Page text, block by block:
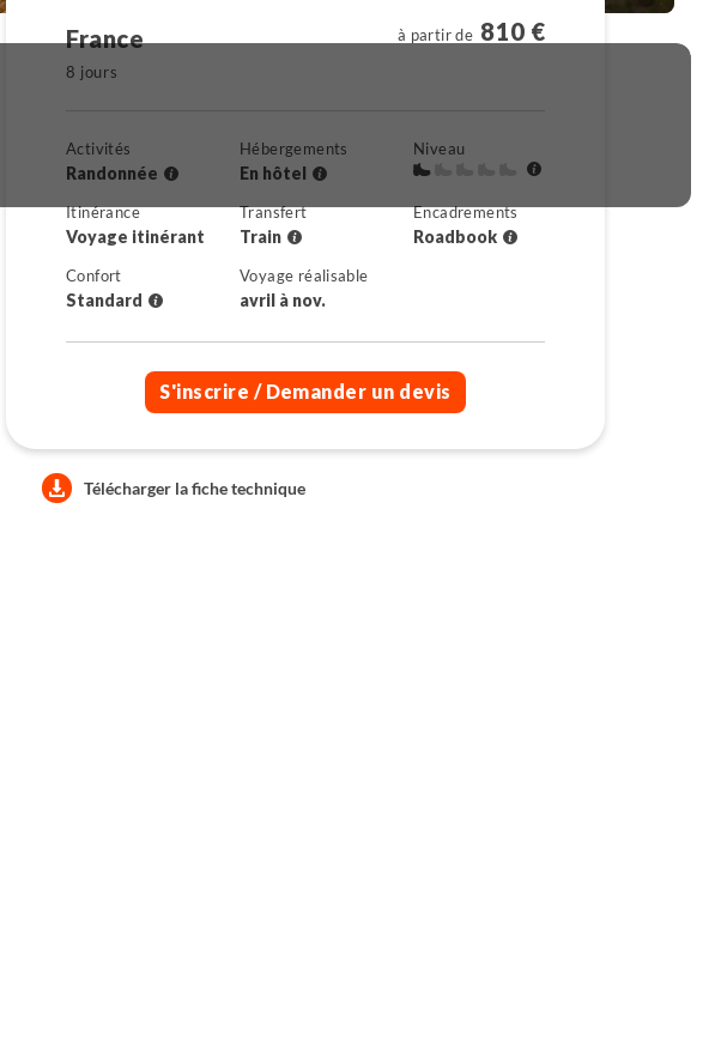
France
8 jours
à partir de 810 €
Activités
Randonnée
Hébergements
En hôtel
Niveau
Itinérance
Voyage itinérant
Transfert
Train
Encadrements
Roadbook
Confort
Standard
Voyage réalisable
avril à nov.
S'inscrire / Demander un devis
Télécharger la fiche technique